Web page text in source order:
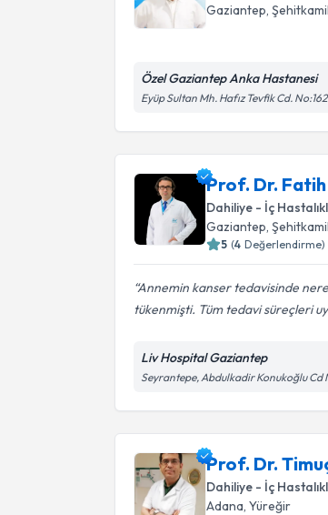
Gaziantep , Şehitkamil
Özel Gaziantep Anka Hastanesi
Eyüp Sultan Mh. Hafız Tevfik Cd. No:162
Prof. Dr.
Dahiliye - İç
Gaziantep , Şehitkamil
5 (4 Değerlendirme)
Annemin kanser tedavisinde
tükenmişti. Tüm tedavi süreçleri
Liv Hospital Gaziantep
Seyrantepe, Abdulkadir Konukoğlu Cd
Prof. Dr.
Dahiliye - İç
Adana , Yüreğir